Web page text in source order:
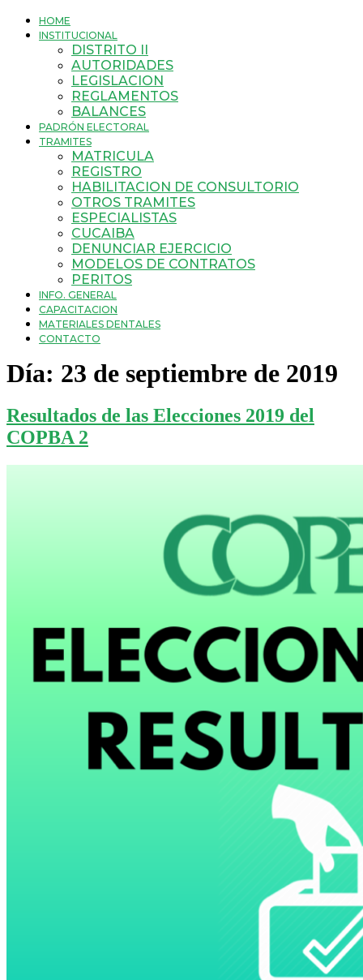
HOME
INSTITUCIONAL
DISTRITO II
AUTORIDADES
LEGISLACION
REGLAMENTOS
BALANCES
PADRÓN ELECTORAL
TRAMITES
MATRICULA
REGISTRO
HABILITACION DE CONSULTORIO
OTROS TRAMITES
ESPECIALISTAS
CUCAIBA
DENUNCIAR EJERCICIO
MODELOS DE CONTRATOS
PERITOS
INFO. GENERAL
CAPACITACION
MATERIALES DENTALES
CONTACTO
Día: 23 de septiembre de 2019
Resultados de las Elecciones 2019 del
COPBA 2